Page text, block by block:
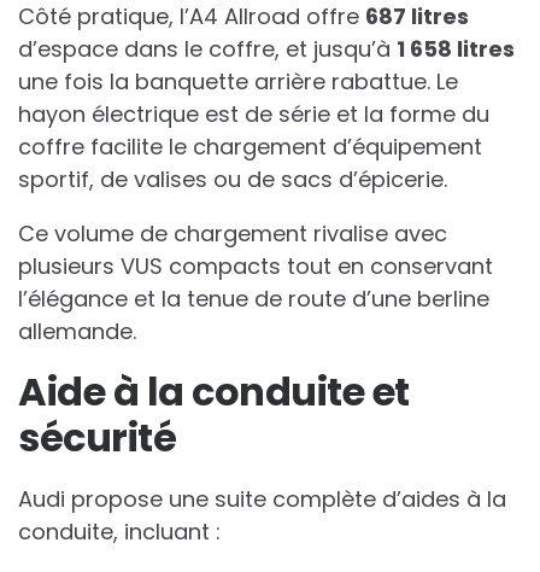
Côté pratique, l’A4 Allroad offre 687 litres
d’espace dans le coffre, et jusqu’à 1 658 litres
une fois la banquette arrière rabattue. Le
hayon électrique est de série et la forme du
coffre facilite le chargement d’équipement
sportif, de valises ou de sacs d’épicerie.
Ce volume de chargement rivalise avec
plusieurs VUS compacts tout en conservant
l’élégance et la tenue de route d’une berline
allemande.
Aide à la conduite et
sécurité
Audi propose une suite complète d’aides à la
conduite, incluant :